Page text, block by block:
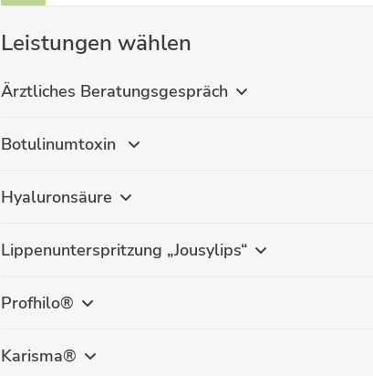
Leistungen wählen
Ärztliches Beratungsgespräch
Botulinumtoxin
Hyaluronsäure
Lippenunterspritzung „Jousylips“
Profhilo®
Karisma®